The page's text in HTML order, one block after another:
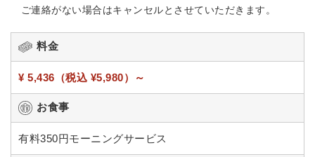
ご連絡がない場合はキャンセルとさせていただきます。
料金
¥ 5,436（税込 ¥5,980）～
お食事
有料350円モーニングサービス